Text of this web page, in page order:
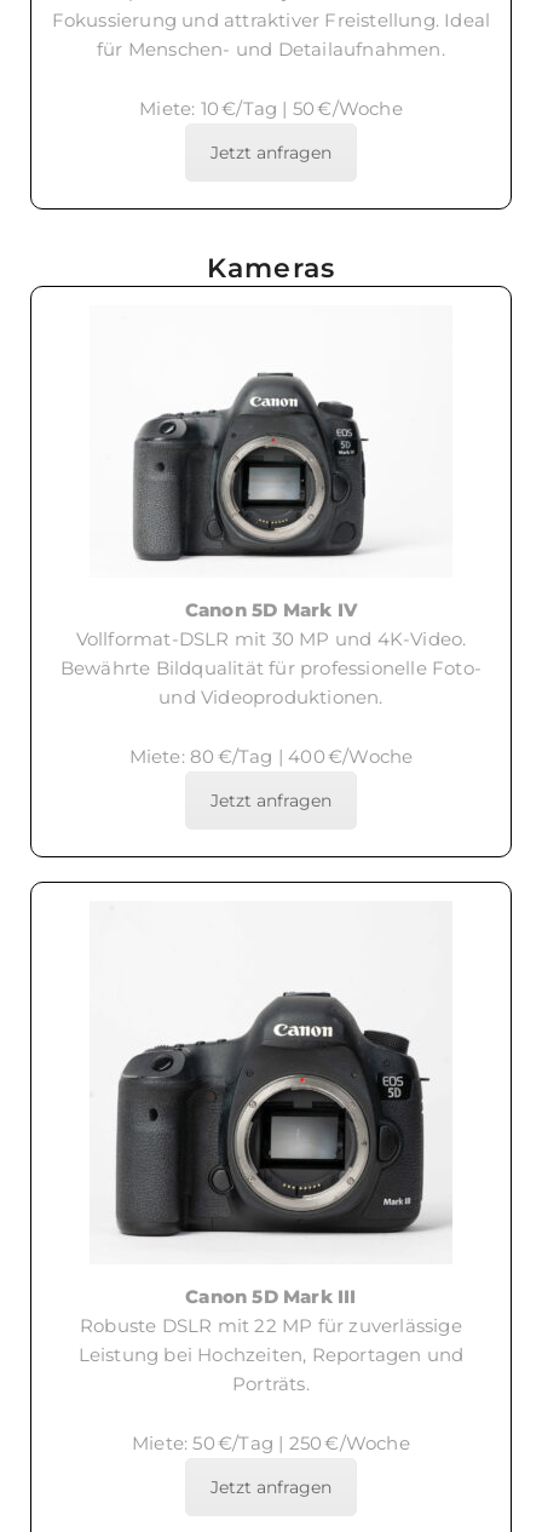
Fokussierung und attraktiver Freistellung. Ideal
für Menschen- und Detailaufnahmen.
Miete: 10 €/Tag | 50 €/Woche
Jetzt anfragen
Kameras
Canon 5D Mark IV
Vollformat-DSLR mit 30 MP und 4K-Video.
Bewährte Bildqualität für professionelle Foto-
und Videoproduktionen.
Miete: 80 €/Tag | 400 €/Woche
Jetzt anfragen
Canon 5D Mark III
Robuste DSLR mit 22 MP für zuverlässige
Leistung bei Hochzeiten, Reportagen und
Porträts.
Miete: 50 €/Tag | 250 €/Woche
Jetzt anfragen